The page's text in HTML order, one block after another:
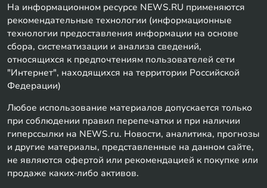
На информационном ресурсе NEWS.RU применяются
рекомендательные технологии (информационные
технологии предоставления информации на основе
сбора, систематизации и анализа сведений,
относящихся к предпочтениям пользователей сети
"Интернет", находящихся на территории Российской
Федерации)
Любое использование материалов допускается только
при соблюдении правил перепечатки и при наличии
гиперссылки на NEWS.ru. Новости, аналитика, прогнозы
и другие материалы, представленные на данном сайте,
не являются офертой или рекомендацией к покупке или
продаже каких-либо активов.